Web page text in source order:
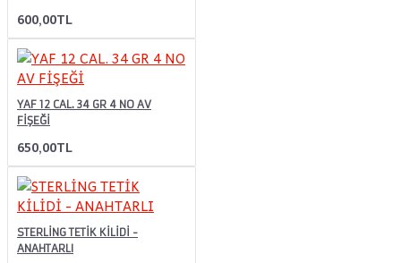
600,00TL
YAF 12 CAL. 34 GR 4 NO AV
FİŞEĞİ
650,00TL
STERLİNG TETİK KİLİDİ -
ANAHTARLI